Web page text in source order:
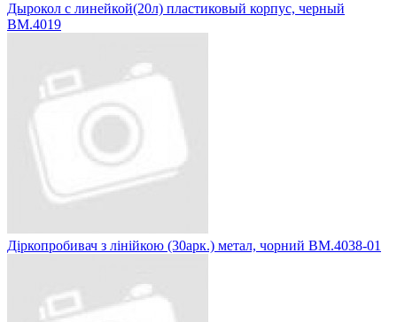
Дырокол с линейкой(20л) пластиковый корпус, черный
BM.4019
Діркопробивач з лінійкою (30арк.) метал, чорний BM.4038-01